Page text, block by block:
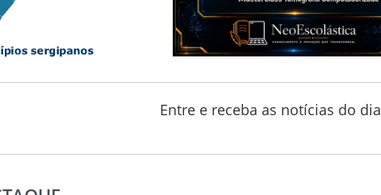
Entre e receba as notícias do dia